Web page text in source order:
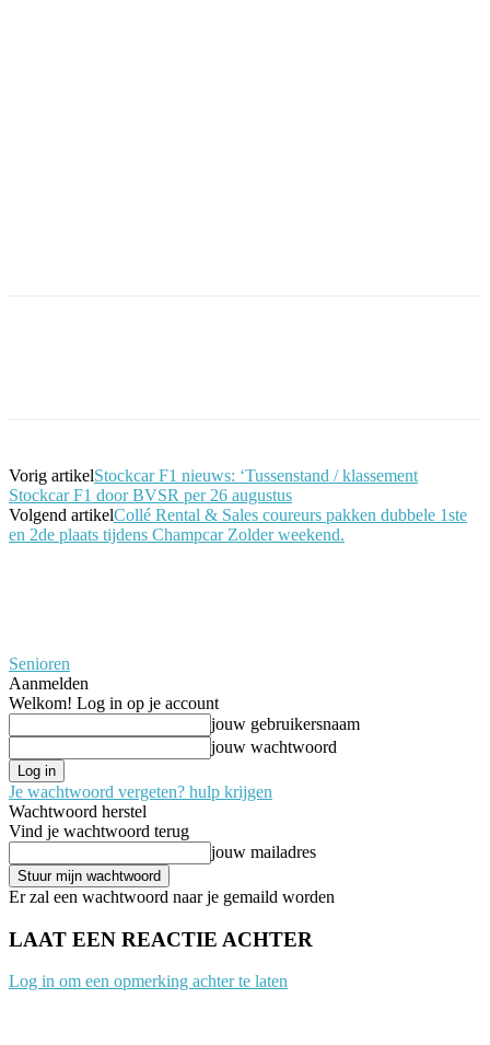
Vorig artikelStockcar F1 nieuws: ‘Tussenstand / klassement
Stockcar F1 door BVSR per 26 augustus
Volgend artikelCollé Rental & Sales coureurs pakken dubbele 1ste
en 2de plaats tijdens Champcar Zolder weekend.
Senioren
Aanmelden
Welkom! Log in op je account
jouw gebruikersnaam
jouw wachtwoord
Je wachtwoord vergeten? hulp krijgen
Wachtwoord herstel
Vind je wachtwoord terug
jouw mailadres
Er zal een wachtwoord naar je gemaild worden
LAAT EEN REACTIE ACHTER
Log in om een opmerking achter te laten